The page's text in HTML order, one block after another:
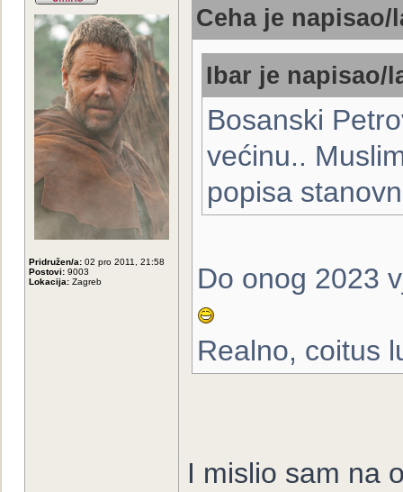
Pridružen/a: 02 pro 2011, 21:58
Postovi: 9003
Lokacija: Zagreb
Ceha je napisao/
Ibar je napisao/
Bosanski
većinu..
popisa
Do onog 2023
Realno, coitus
I mislio sam na